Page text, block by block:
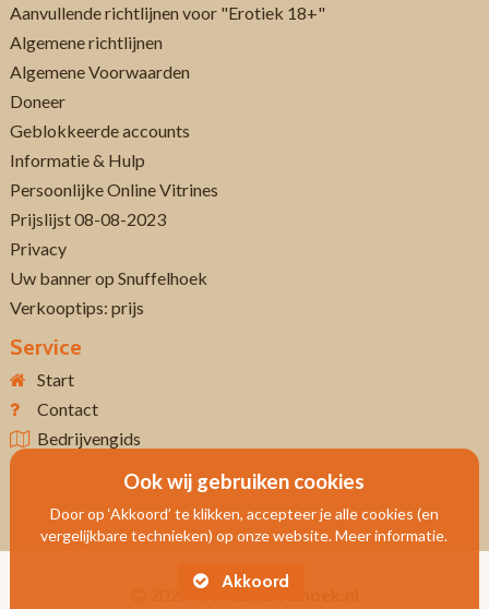
Aanvullende richtlijnen voor "Erotiek 18+"
Algemene richtlijnen
Algemene Voorwaarden
Doneer
Geblokkeerde accounts
Informatie & Hulp
Persoonlijke Online Vitrines
Prijslijst 08-08-2023
Privacy
Uw banner op Snuffelhoek
Verkooptips: prijs
Service
Start
Contact
Bedrijvengids
Www.snuffelhoek.nl
Ook wij gebruiken cookies
Door op ‘Akkoord’ te klikken, accepteer je alle cookies (en
vergelijkbare technieken) op onze website. Meer informatie.
Akkoord